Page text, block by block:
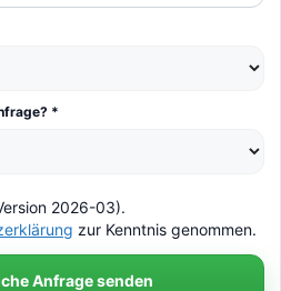
*
2026-03).
zur Kenntnis genommen.
Anfrage senden